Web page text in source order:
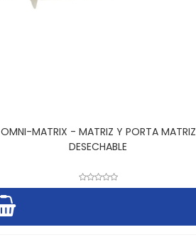
OMNI-MATRIX - MATRIZ Y PORTA MATRIZ
DESECHABLE